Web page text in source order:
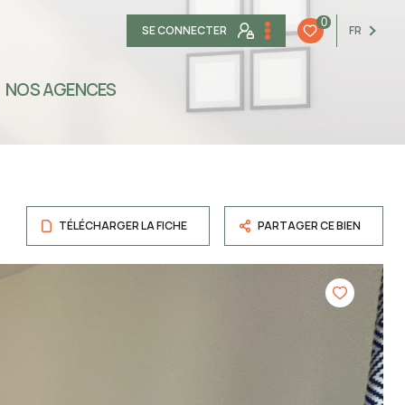
SE CONNECTER
0
FR
NOS AGENCES
TÉLÉCHARGER LA FICHE PARTAGER CE BIEN